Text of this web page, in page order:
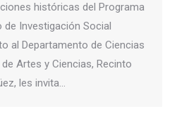
históricas del Programa
de Investigación Social
al Departamento de Ciencias
Artes y Ciencias, Recinto
les invita…